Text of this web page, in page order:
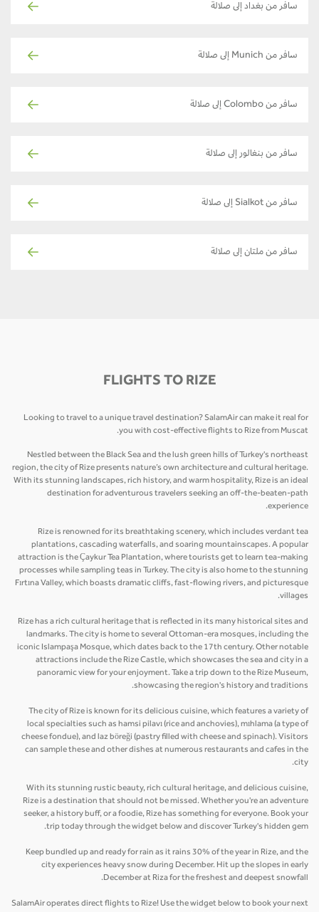
سافر من بغداد إلى صلالة
سافر من Munich إلى صلالة
سافر من Colombo إلى صلالة
سافر من بنغالور إلى صلالة
سافر من Sialkot إلى صلالة
سافر من ملتان إلى صلالة
FLIGHTS TO RIZE
Looking to travel to a unique travel destination? SalamAir can make it real for
you with cost-effective flights to Rize from Muscat.
Nestled between the Black Sea and the lush green hills of Turkey's northeast
region, the city of Rize presents nature’s own architecture and cultural heritage.
With its stunning landscapes, rich history, and warm hospitality, Rize is an ideal
destination for adventurous travelers seeking an off-the-beaten-path
experience.
Rize is renowned for its breathtaking scenery, which includes verdant tea
plantations, cascading waterfalls, and soaring mountainscapes. A popular
attraction is the Çaykur Tea Plantation, where tourists get to learn tea-making
processes while sampling teas in Turkey. The city is also home to the stunning
Fırtına Valley, which boasts dramatic cliffs, fast-flowing rivers, and picturesque
villages.
Rize has a rich cultural heritage that is reflected in its many historical sites and
landmarks. The city is home to several Ottoman-era mosques, including the
iconic Islampaşa Mosque, which dates back to the 17th century. Other notable
attractions include the Rize Castle, which showcases the sea and city in a
panoramic view for your enjoyment. Take a trip down to the Rize Museum,
showcasing the region's history and traditions.
The city of Rize is known for its delicious cuisine, which features a variety of
local specialties such as hamsi pilavı (rice and anchovies), mıhlama (a type of
cheese fondue), and laz böreği (pastry filled with cheese and spinach). Visitors
can sample these and other dishes at numerous restaurants and cafes in the
city.
With its stunning rustic beauty, rich cultural heritage, and delicious cuisine,
Rize is a destination that should not be missed. Whether you're an adventure
seeker, a history buff, or a foodie, Rize has something for everyone. Book your
trip today through the widget below and discover Turkey's hidden gem.
Keep bundled up and ready for rain as it rains 30% of the year in Rize, and the
city experiences heavy snow during December. Hit up the slopes in early
December at Riza for the freshest and deepest snowfall.
SalamAir operates direct flights to Rize! Use the widget below to book your next